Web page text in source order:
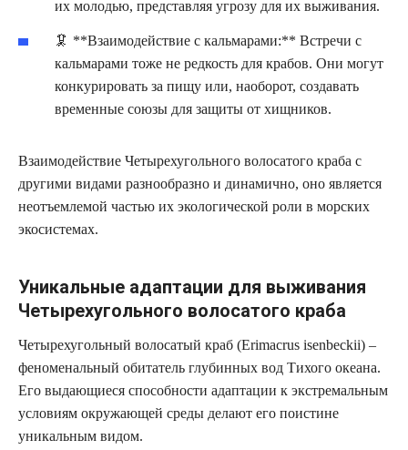
их молодью, представляя угрозу для их выживания.
🦑 **Взаимодействие с кальмарами:** Встречи с
кальмарами тоже не редкость для крабов. Они могут
конкурировать за пищу или, наоборот, создавать
временные союзы для защиты от хищников.
Взаимодействие Четырехугольного волосатого краба с
другими видами разнообразно и динамично, оно является
неотъемлемой частью их экологической роли в морских
экосистемах.
Уникальные адаптации для выживания
Четырехугольного волосатого краба
Четырехугольный волосатый краб (Erimacrus isenbeckii) –
феноменальный обитатель глубинных вод Тихого океана.
Его выдающиеся способности адаптации к экстремальным
условиям окружающей среды делают его поистине
уникальным видом.